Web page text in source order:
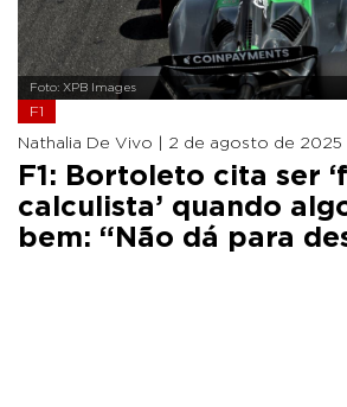
Foto: XPB Images
F1
Nathalia De Vivo | 2 de agosto de 2025
F1: Bortoleto cita ser
calculista’ quando
bem: “Não dá para